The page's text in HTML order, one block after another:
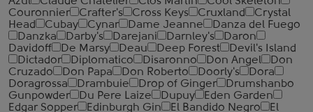
Couronnier
Crafter's Cross Keys Cruxland
Crystal
Head
Cubay Cynar Dame Jeanne
Danza del Fuego
Danzka
Darby's Darejani Darnley's
Daron
Davidoff
De Marsy Deau Deep Forest
Devil's Island
Dictador
Diplomatico Disaronno Don Angel
Don
Cruzado
Don Papa Don Roberto Doorly's
Dora
Doragrossa
Drambuie Drop of Ginger
Drumshanbo
Gunpowder
Du Pere Laize Dupuy
Eden Garden
Edgar Sopper
Edinburgh Gin El Bandido Negro
El